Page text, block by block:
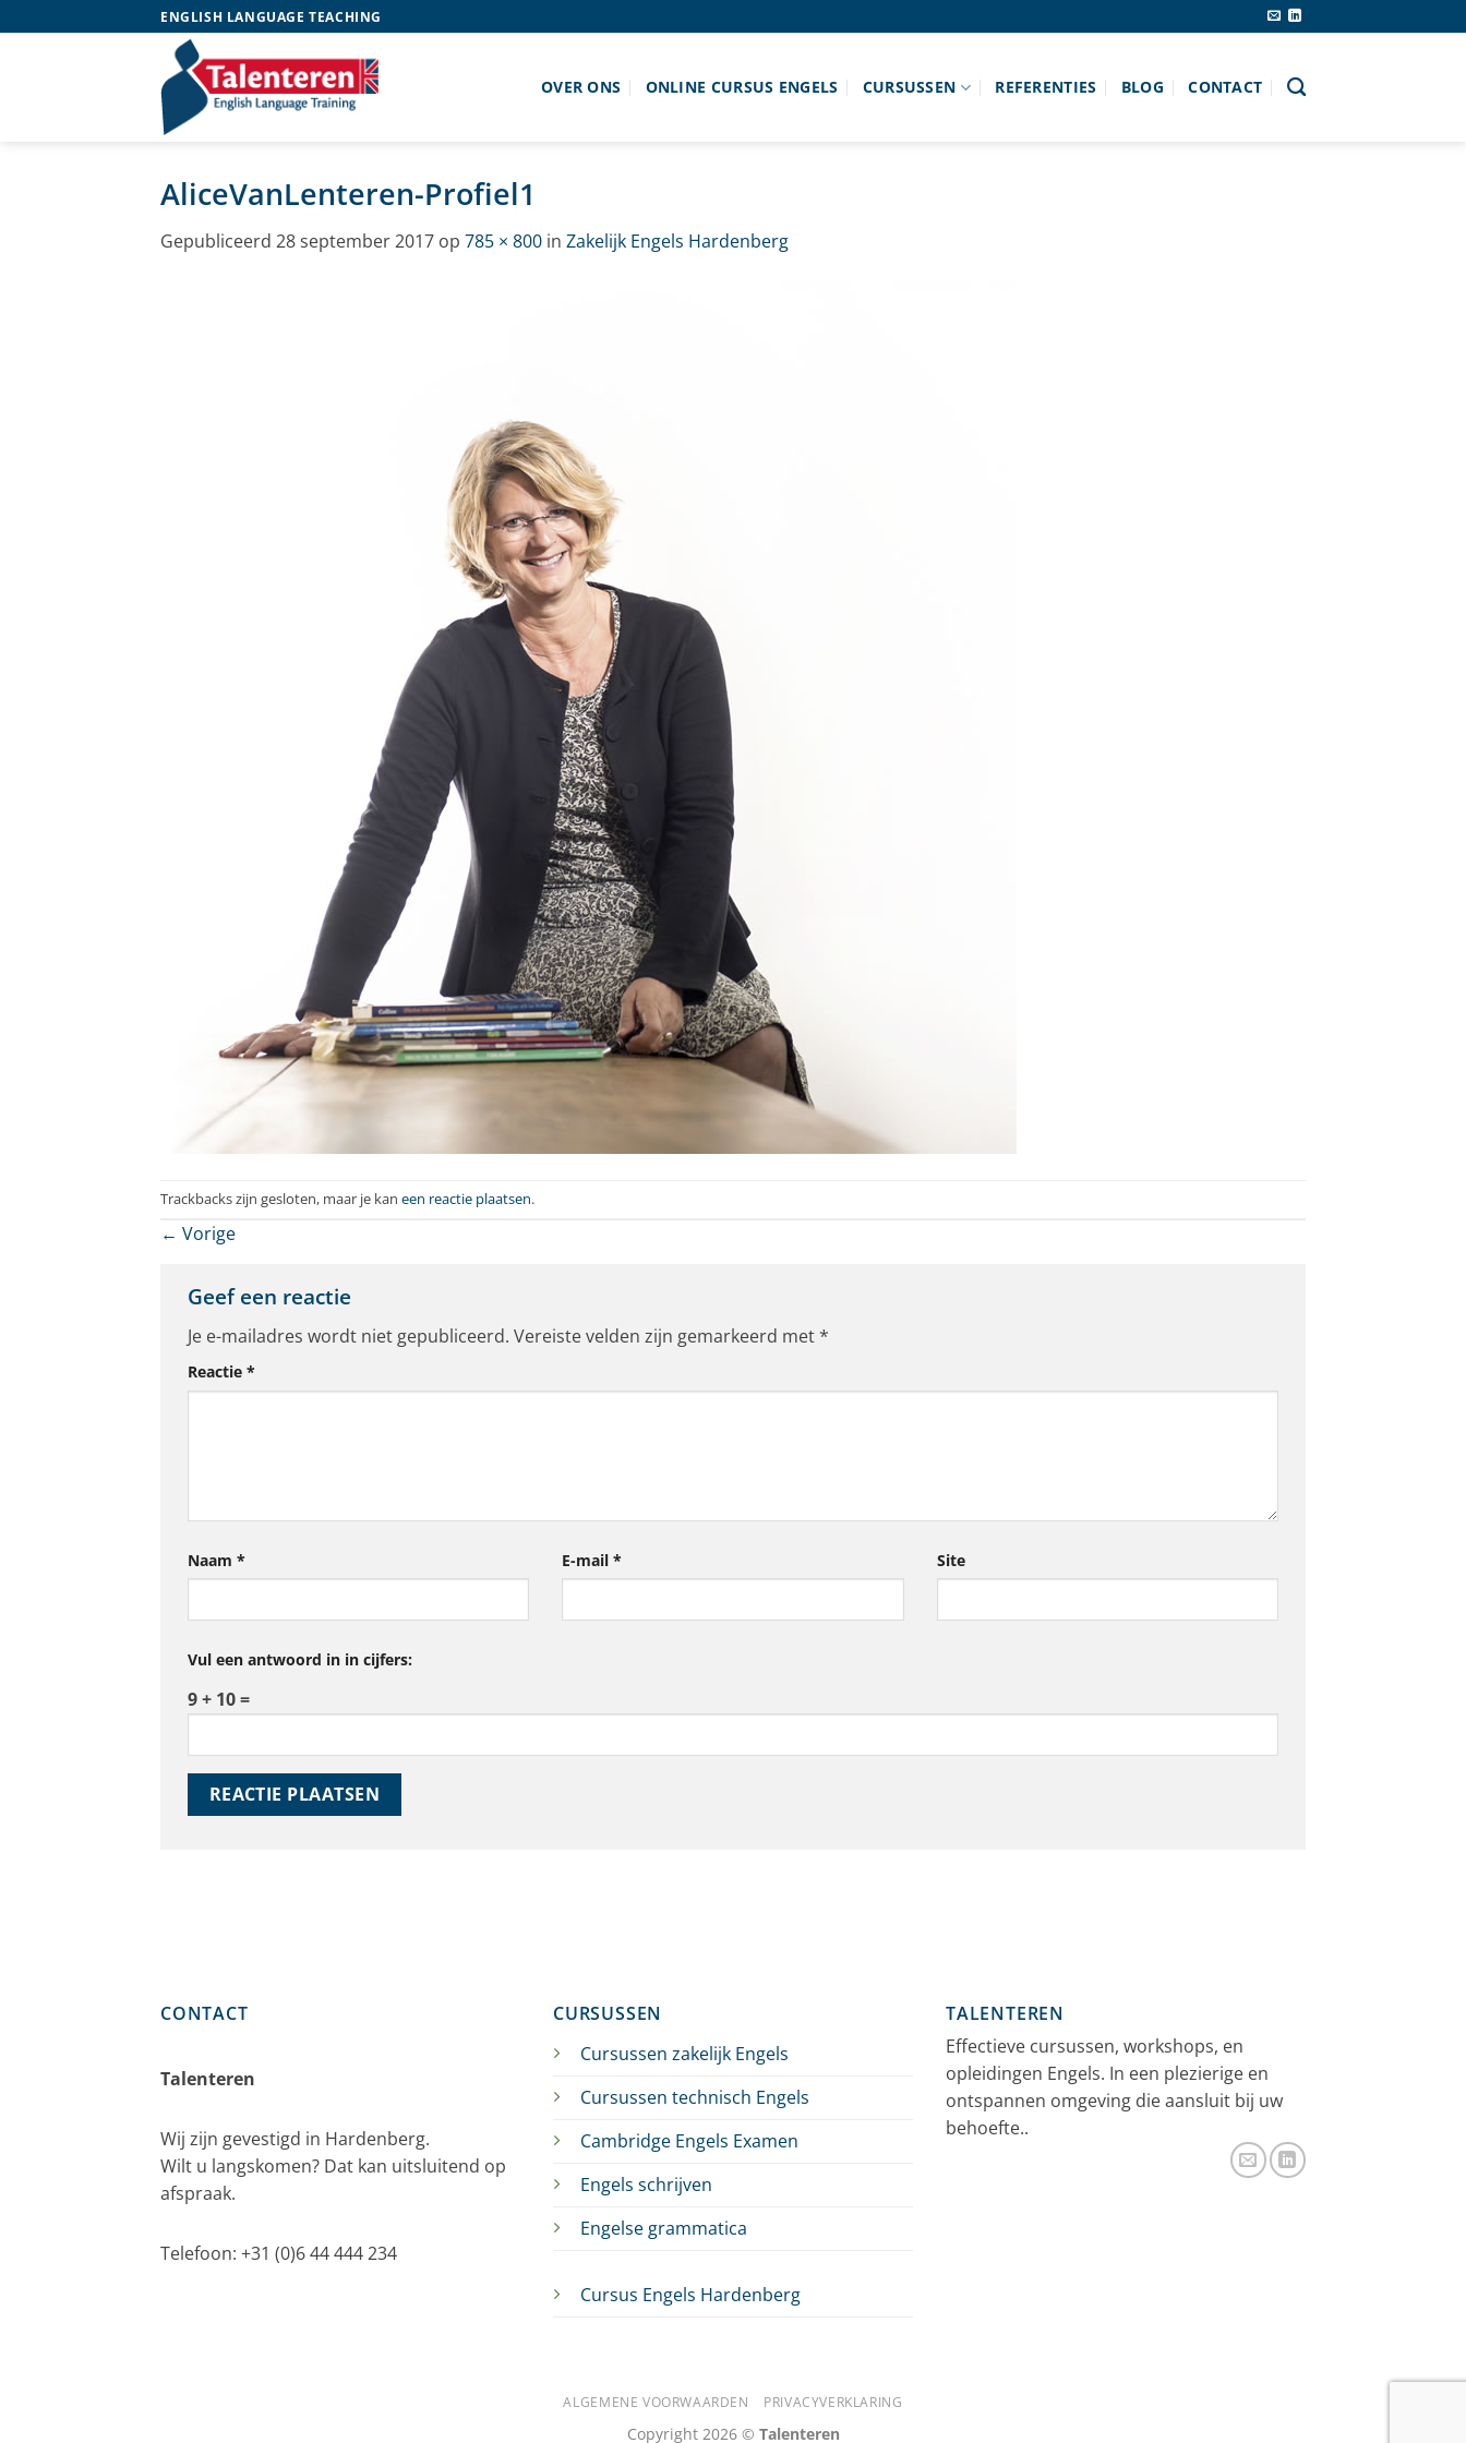
naar
ENGLISH LANGUAGE TEACHING
OVER ONS ONLINE CURSUS ENGELS CURSUSSEN REFERENTIES BLOG CONTACT
AliceVanLenteren-Profiel1
Gepubliceerd 28 september 2017 op 785 × 800 in Zakelijk Engels Hardenberg
Trackbacks zijn gesloten, maar je kan een reactie plaatsen.
← Vorige
Geef een reactie
Je e-mailadres wordt niet gepubliceerd. Vereiste velden zijn gemarkeerd met*
Reactie *
Naam * E-mail* Site
Vul een antwoord in in cijfers:
9 + 10 =
CONTACT
Talenteren
Wij zijn gevestigd in Hardenberg.
Wilt u langskomen? Dat kan uitsluitend op
afspraak.
Telefoon: +31 (0)6 44 444 234
CURSUSSEN
Cursussen zakelijk Engels
Cursussen technisch Engels
Cambridge Engels Examen
Engels schrijven
Engelse grammatica
Cursus Engels Hardenberg
TALENTEREN
Effectieve cursussen, workshops, en
opleidingen Engels. In een plezierige en
ontspannen omgeving die aansluit bij uw
behoefte..
ALGEMENE VOORWAARDEN PRIVACYVERKLARING
Copyright 2026 © Talenteren